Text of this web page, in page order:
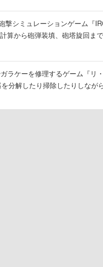
撃シミュレーションゲーム『
算から砲弾装填、砲塔旋回ま
ラケーを修理するゲーム『リ
分解したり掃除したりしなが